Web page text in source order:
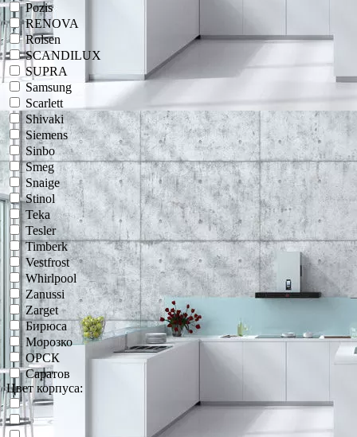
Pozis
RENOVA
Rolsen
SCANDILUX
SUPRA
Samsung
Scarlett
Shivaki
Siemens
Sinbo
Smeg
Snaige
Stinol
Teka
Tesler
Timberk
Vestfrost
Whirlpool
Zanussi
Zarget
Бирюса
Морозко
ОРСК
Саратов
Цвет корпуса: